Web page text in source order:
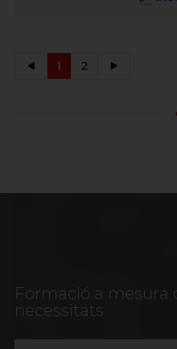
1 2
Formació a mesura
necessitats